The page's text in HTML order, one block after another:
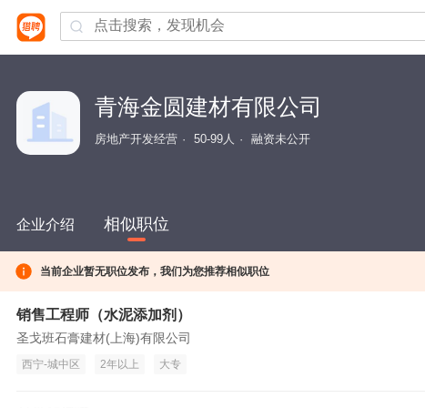
青海金圆建材有限公司
房地产开发经营 50-99人 融资未公开
企业介绍 相似职位
当前企业暂无职位发布，我们为您推荐相似职位
销售工程师（水泥添加剂）
圣戈班石膏建材(上海)有限公司
西宁-城中区 2年以上 大专